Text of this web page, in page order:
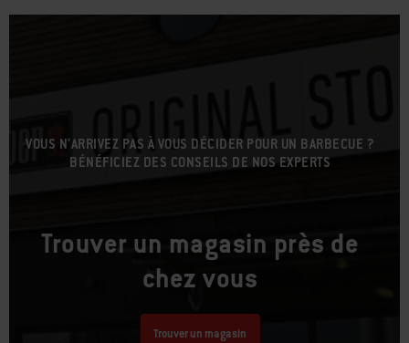
VOUS N'ARRIVEZ PAS À VOUS DÉCIDER POUR UN BARBECUE ?
BÉNÉFICIEZ DES CONSEILS DE NOS EXPERTS
Trouver un magasin près de
chez vous
Trouver un magasin